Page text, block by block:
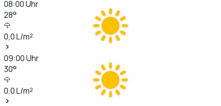
08:00Uhr
28°
0,0L/m²
09:00Uhr
30°
0,0L/m²